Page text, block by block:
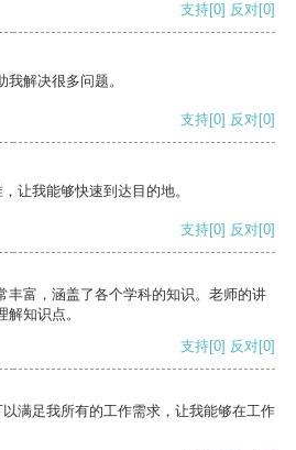
支持[0] 反对[0]
解决很多问题。
支持[0] 反对[0]
让我能够快速到达目的地。
支持[0] 反对[0]
丰富，涵盖了各个学科的知识。老师的讲
知识点。
支持[0] 反对[0]
满足我所有的工作需求，让我能够在工作